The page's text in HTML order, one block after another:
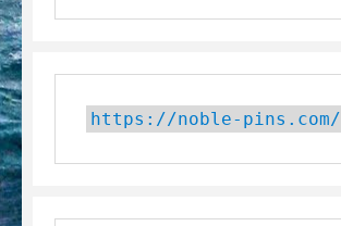
https://noble-pins.com/